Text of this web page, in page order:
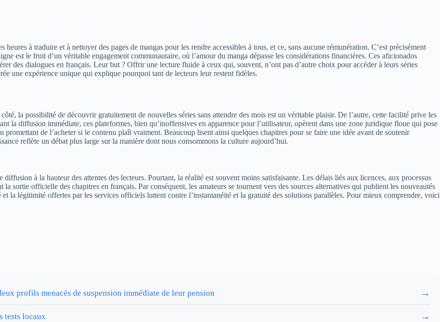
à traduire et à nettoyer des pages de mangas pour les rendre accessibles à tous, et ce, sans aucune rémunération. C’est précisément
est le fruit d’un véritable engagement communautaire, où l’amour du manga dépasse les considérations financières. Ces aficionados
des dialogues en français. Leur but ? Offrir une lecture fluide à ceux qui, souvent, n’ont pas d’autre choix pour accéder à leurs séries
une expérience unique qui explique pourquoi tant de lecteurs leur restent fidèles.
la possibilité de découvrir gratuitement de nouvelles séries sans attendre des mois est un véritable plaisir. De l’autre, cette facilité prive les
la diffusion immédiate, ces plateformes, bien qu’inoffensives en apparence pour l’utilisateur, opèrent dans une zone juridique floue qui pose
de l’acheter si le contenu plaît vraiment. Beaucoup lisent ainsi quelques chapitres pour se faire une idée avant de soutenir
reflète un débat plus large sur la manière dont nous consommons la culture aujourd’hui.
à la hauteur des attentes des lecteurs. Pourtant, la réalité est souvent moins satisfaisante. Les délais liés aux licences, aux processus
sortie officielle des chapitres en français. Par conséquent, les amateurs se tournent vers des sources alternatives qui publient les nouveautés
la légitimité offertes par les services officiels luttent contre l’instantanéité et la gratuité des solutions parallèles. Pour mieux comprendre, voici
profils menacés de suspension immédiate de leur pension →
tests locaux →